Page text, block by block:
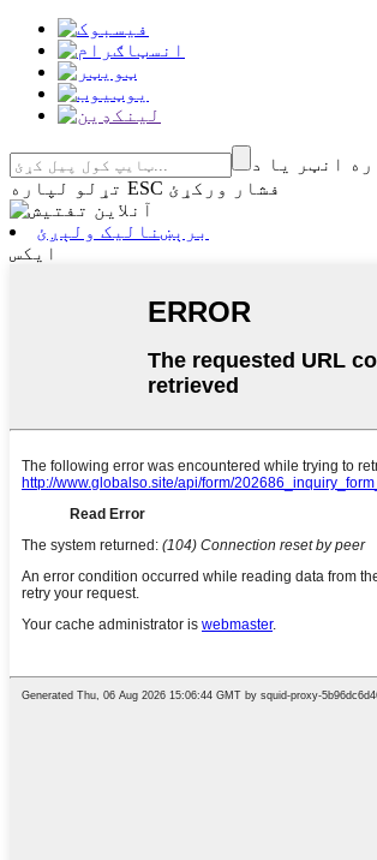
انټر یا د
تړلو لپاره ESC فشار ورکړئ
برېښنالیک ولېږئ
ایکس